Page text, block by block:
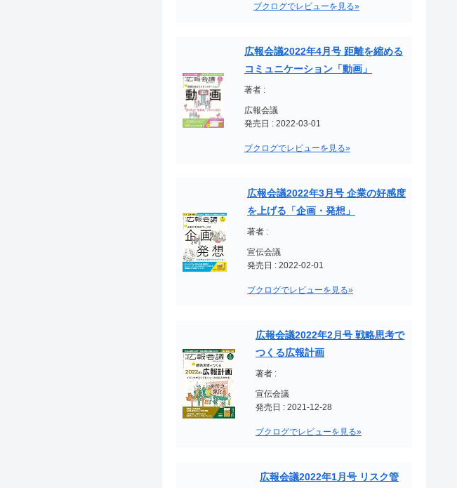
ブクログでレビューを見る»
広報会議2022年4月号 距離を縮める
コミュニケーション「動画」
著者 :
広報会議
発売日 : 2022-03-01
ブクログでレビューを見る»
広報会議2022年3月号 企業の好感度
を上げる「企画・発想」
著者 :
宣伝会議
発売日 : 2022-02-01
ブクログでレビューを見る»
広報会議2022年2月号 戦略思考で
つくる広報計画
著者 :
宣伝会議
発売日 : 2021-12-28
ブクログでレビューを見る»
広報会議2022年1月号 リスク管